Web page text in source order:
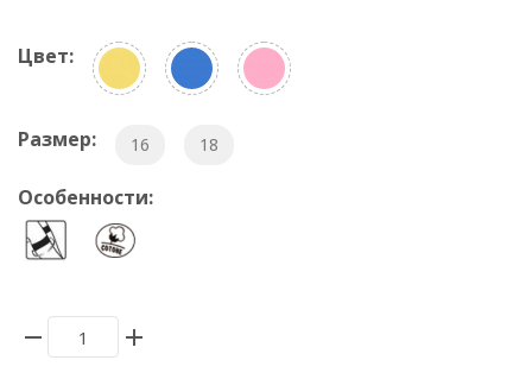
Цвет:
Размер: 16 18
Особенности: